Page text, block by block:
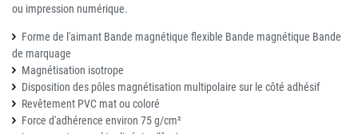
ou impression numérique.
Forme de l'aimant Bande magnétique flexible Bande magnétique Bande
de marquage
Magnétisation isotrope
Disposition des pôles magnétisation multipolaire sur le côté adhésif
Revêtement PVC mat ou coloré
Force d'adhérence environ 75 g/cm²